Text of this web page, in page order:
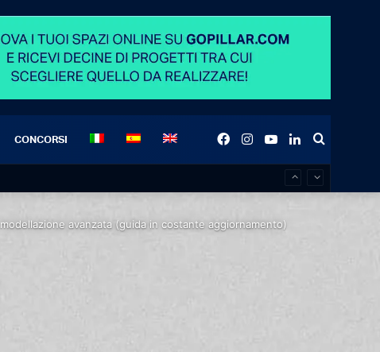
CONCORSI Search
LinkedIn
YouTube
Instagram
Facebook
avanzata (guida in costante aggiornamento)